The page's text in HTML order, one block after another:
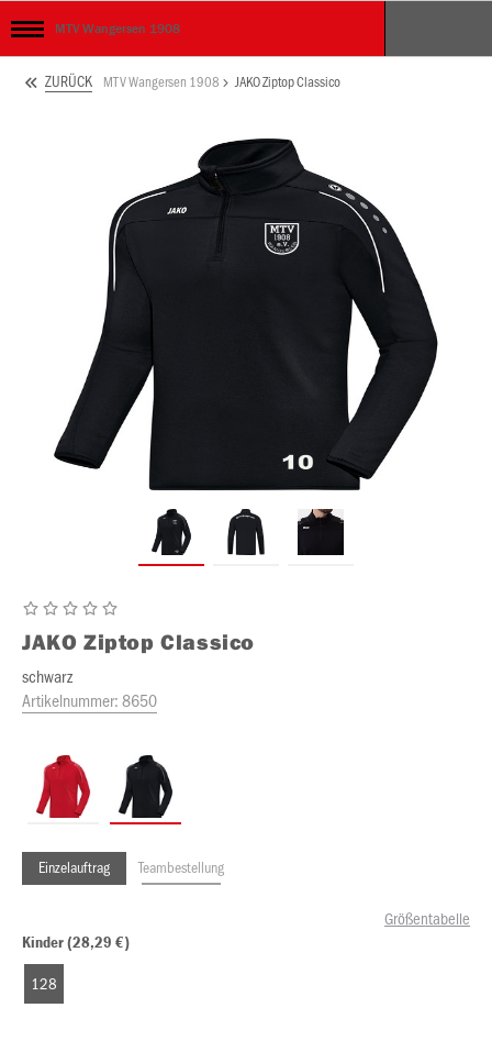
MTV Wangersen 1908
ZURÜCK MTV Wangersen 1908 JAKO Ziptop Classico
JAKO Ziptop Classico
schwarz
Artikelnummer:8650
Einzelauftrag Teambestellung
Größentabelle
Kinder (28,29 €)
128